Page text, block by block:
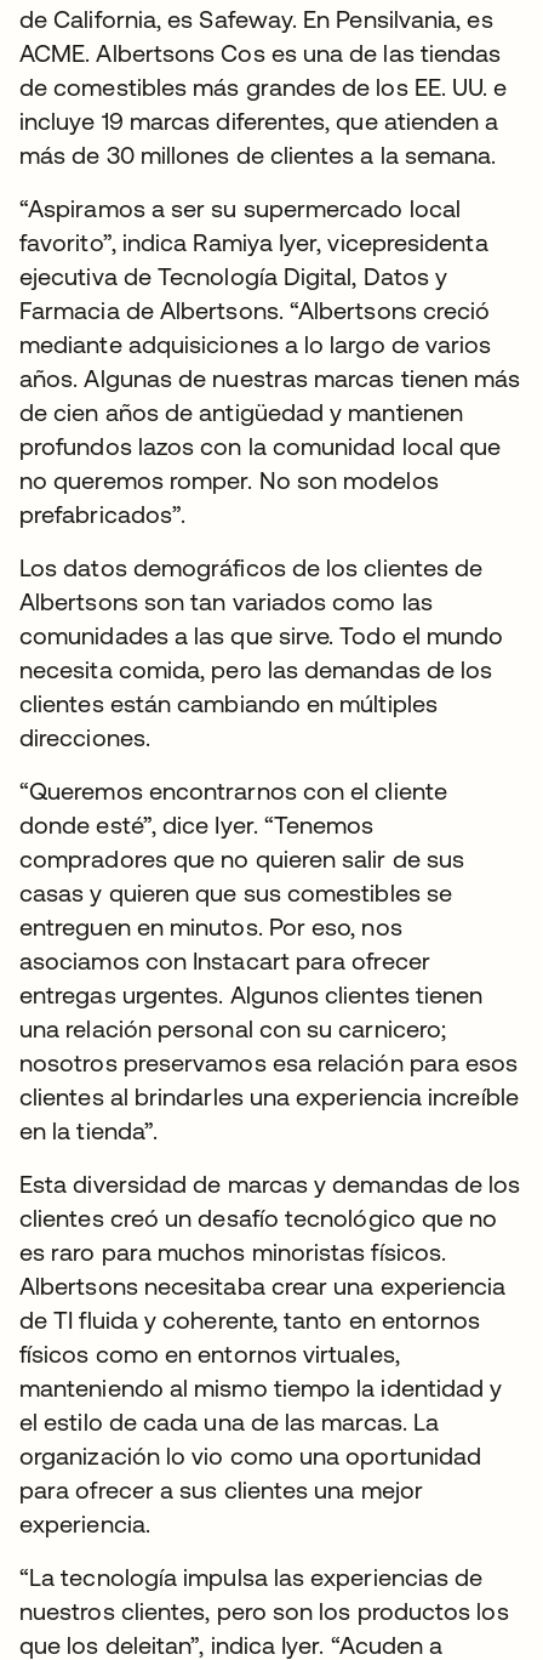
de California, es Safeway. En Pensilvania, es
ACME. Albertsons Cos es una de las tiendas
de comestibles más grandes de los EE. UU. e
incluye 19 marcas diferentes, que atienden a
más de 30 millones de clientes a la semana.
“Aspiramos a ser su supermercado local
favorito”, indica Ramiya Iyer, vicepresidenta
ejecutiva de Tecnología Digital, Datos y
Farmacia de Albertsons. “Albertsons creció
mediante adquisiciones a lo largo de varios
años. Algunas de nuestras marcas tienen más
de cien años de antigüedad y mantienen
profundos lazos con la comunidad local que
no queremos romper. No son modelos
prefabricados”.
Los datos demográficos de los clientes de
Albertsons son tan variados como las
comunidades a las que sirve. Todo el mundo
necesita comida, pero las demandas de los
clientes están cambiando en múltiples
direcciones.
“Queremos encontrarnos con el cliente
donde esté”, dice Iyer. “Tenemos
compradores que no quieren salir de sus
casas y quieren que sus comestibles se
entreguen en minutos. Por eso, nos
asociamos con Instacart para ofrecer
entregas urgentes. Algunos clientes tienen
una relación personal con su carnicero;
nosotros preservamos esa relación para esos
clientes al brindarles una experiencia increíble
en la tienda”.
Esta diversidad de marcas y demandas de los
clientes creó un desafío tecnológico que no
es raro para muchos minoristas físicos.
Albertsons necesitaba crear una experiencia
de TI fluida y coherente, tanto en entornos
físicos como en entornos virtuales,
manteniendo al mismo tiempo la identidad y
el estilo de cada una de las marcas. La
organización lo vio como una oportunidad
para ofrecer a sus clientes una mejor
experiencia.
“La tecnología impulsa las experiencias de
nuestros clientes, pero son los productos los
que los deleitan”, indica Iyer. “Acuden a